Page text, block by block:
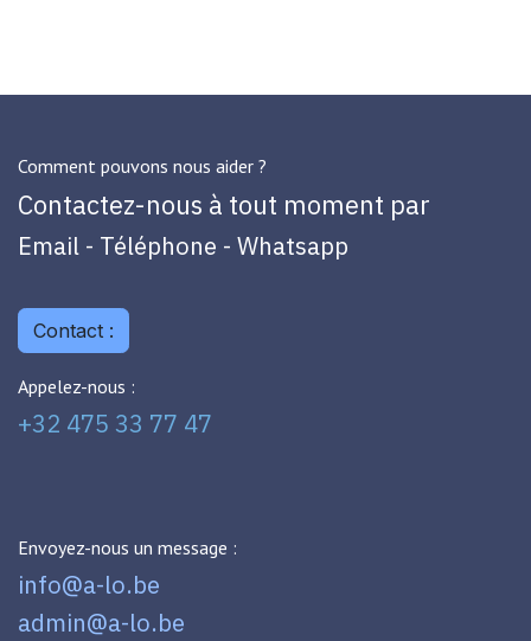
Comment pouvons nous aider ?
Contactez-nous à tout moment par
Email - Téléphone - Whatsapp
Contact :
Appelez-nous :
+32 475 33 77 47
Envoyez-nous un message :
info@a-lo.be
admin@a-lo.be